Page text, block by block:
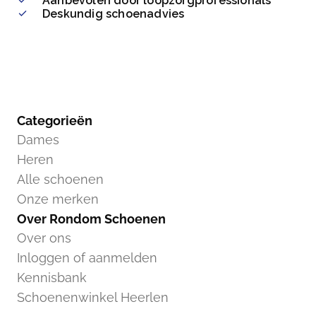
Deskundig schoenadvies
Categorieën
Dames
Heren
Alle schoenen
Onze merken
Over Rondom Schoenen
Over ons
Inloggen of aanmelden
Kennisbank
Schoenenwinkel Heerlen